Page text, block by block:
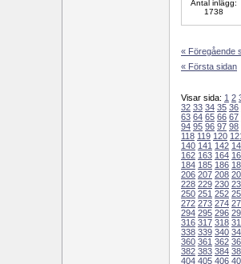
Antal inlägg:
1738
« Föregående
« Första sidan
Visar sida: 1 2
32 33 34 35 36
63 64 65 66 67
94 95 96 97 98
118 119 120
140 141 142
162 163 164
184 185 186
206 207 208
228 229 230
250 251 252
272 273 274
294 295 296
316 317 318
338 339 340
360 361 362
382 383 384
404 405 406